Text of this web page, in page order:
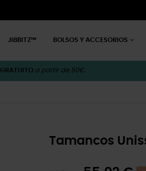
JIBBITZ™ BOLSOS Y ACCESORIOS
GRATUITO a partir de 50€.
Tamancos